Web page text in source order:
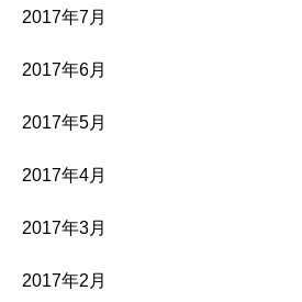
2017年7月
2017年6月
2017年5月
2017年4月
2017年3月
2017年2月